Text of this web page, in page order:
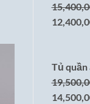
Tủ quần